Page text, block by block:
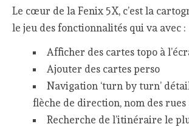
Le cœur de la Fenix 5X, c’est la
le jeu des fonctionnalités qui va avec :
Afficher des cartes topo à
Ajouter des cartes perso
Navigation ‘turn by turn’
flèche de direction, nom des
Recherche de l’itinéraire le